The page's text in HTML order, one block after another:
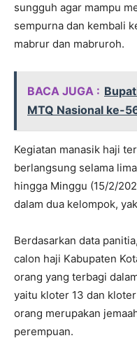
sungguh agar mampu
sempurna dan kembali
mabrur dan mabruroh.
BACA JUGA :
MTQ Nasional ke-
Kegiatan manasik haji
berlangsung selama
hingga Minggu (15/2/
dalam dua kelompok,
Berdasarkan data
calon haji Kabupaten
orang yang terbagi
yaitu kloter 13 dan
orang merupakan
perempuan.